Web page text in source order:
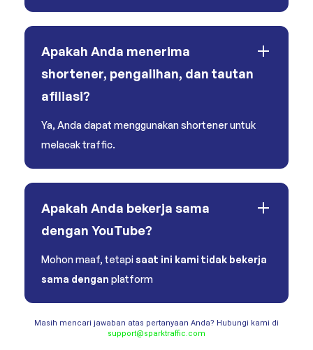
Apakah Anda menerima
shortener, pengalihan, dan tautan
afiliasi?
Ya, Anda dapat menggunakan shortener untuk
melacak traffic.
Apakah Anda bekerja sama
dengan YouTube?
Mohon maaf, tetapisaat ini kami tidak bekerja
sama dengan platform
Masih mencari jawaban atas pertanyaan Anda? Hubungi kami di
support@sparktraffic.com